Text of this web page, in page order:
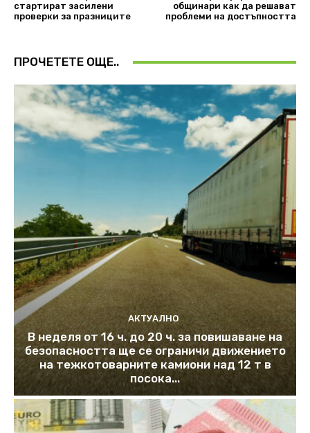
стартират засилени
проверки за празниците
общинари как да решават
проблеми на достъпността
ПРОЧЕТЕТЕ ОЩЕ..
АКТУАЛНО
В неделя от 16 ч. до 20 ч. за повишаване на
безопасността ще се ограничи движението
на тежкотоварните камиони над 12 т в
посока...